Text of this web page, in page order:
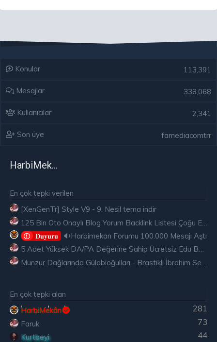
Konular 113,391
Mesajlar 338,068
Kullanıcılar 2,341
Son üye famediacomtrr
HarbiMekân
En çok tepki verilen
[XenGenTr] Style V9 - 9. Nesil tema indir
𝐃𝐮𝐲𝐮𝐫𝐮
🔉Harbimekan Forumu 100.000 Mesajı Aştı
5 Adet Yüksek DA/PA Değerine Sahip Ücretsiz Edu Backlink
En çok tepki alan
281
HarbiMekân
73
Faruk
44
Kurtbeyi